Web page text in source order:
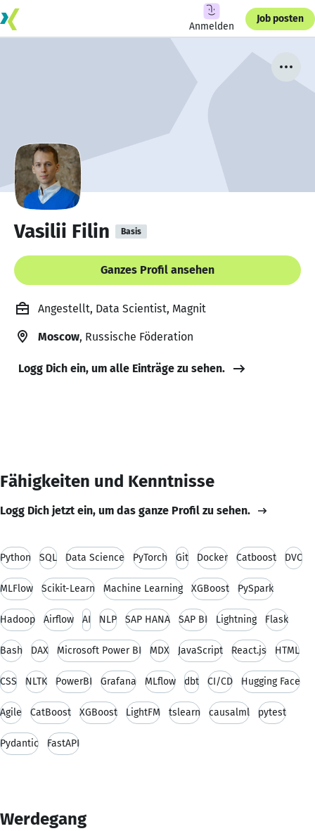
Anmelden
Job posten
Vasilii Filin Basis
Ganzes Profil ansehen
Angestellt, Data Scientist, Magnit
Moscow, Russische Föderation
Logg Dich ein, um alle Einträge zu sehen.
Fähigkeiten und Kenntnisse
Logg Dich jetzt ein, um das ganze Profil zu sehen.
Python SQL Data Science PyTorch Git Docker Catboost DVC
MLFlow Scikit-Learn Machine Learning XGBoost PySpark
Hadoop Airflow AI NLP SAP HANA SAP BI Lightning Flask
Bash DAX Microsoft Power BI MDX JavaScript React.js HTML
CSS NLTK PowerBI Grafana MLflow dbt CI/CD Hugging Face
Agile CatBoost XGBoost LightFM tslearn causalml pytest
Pydantic FastAPI
Werdegang